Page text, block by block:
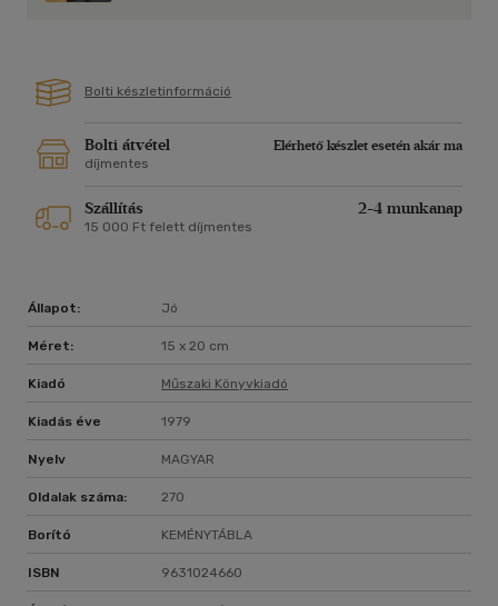
Bolti készletinformáció
Bolti átvétel
Elérhető készlet esetén akár ma
díjmentes
Szállítás 2-4 munkanap
15 000 Ft felett díjmentes
Állapot: Jó
Méret: 15 x 20 cm
Kiadó Műszaki Könyvkiadó
Kiadás éve 1979
Nyelv MAGYAR
Oldalak száma: 270
Borító KEMÉNYTÁBLA
ISBN 9631024660